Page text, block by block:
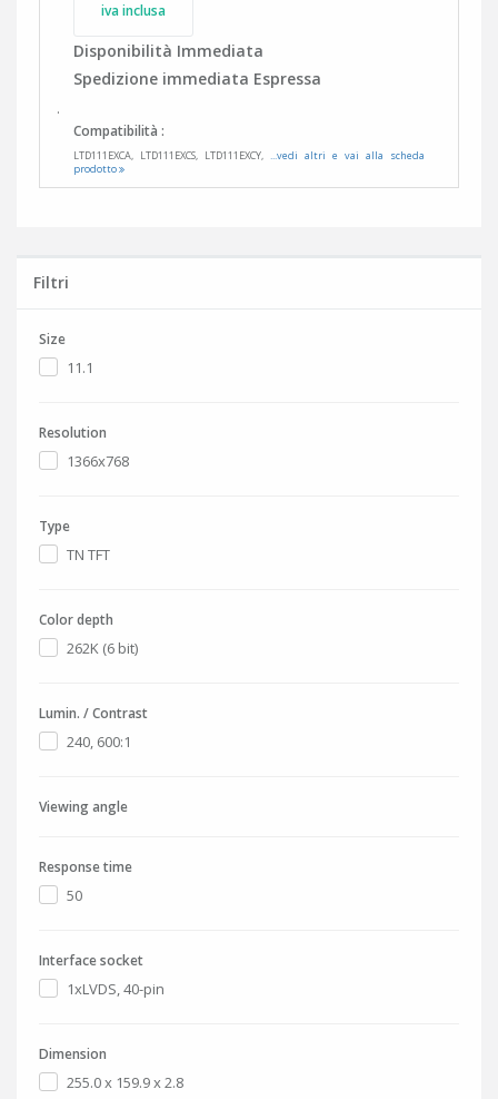
iva inclusa
Disponibilità Immediata
Spedizione immediata Espressa
.
Compatibilità :
LTD111EXCA, LTD111EXCS, LTD111EXCY, ...vedi altri e vai alla scheda
prodotto
Filtri
Size
11.1
Resolution
1366x768
Type
TN TFT
Color depth
262K (6 bit)
Lumin. / Contrast
240, 600:1
Viewing angle
Response time
50
Interface socket
1xLVDS, 40-pin
Dimension
255.0 x 159.9 x 2.8